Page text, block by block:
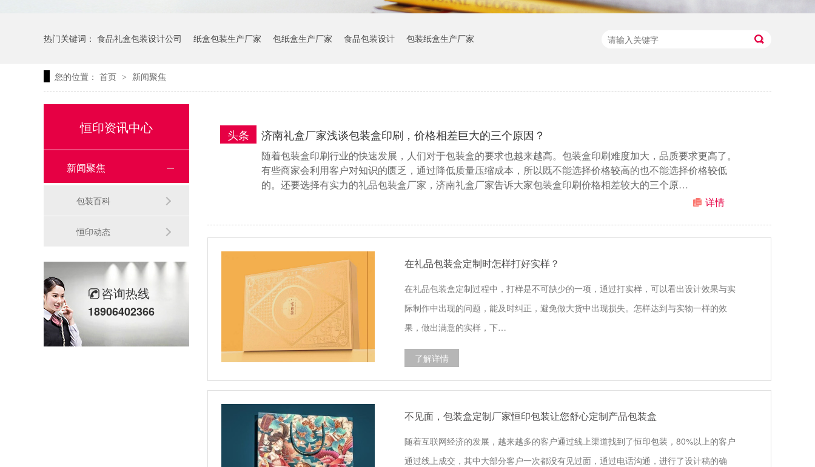
热门关键词： 食品礼盒包装设计公司 纸盒包装生产厂家 包纸盒生产厂家 食品包装设计 包装纸盒生产厂家
您的位置： 首页 > 新闻聚焦
济南礼盒厂家浅谈包装盒印刷，价格相差巨大的三个原因？
头条
随着包装盒印刷行业的快速发展，人们对于包装盒的要求也越来越高。包装盒印刷难度加大，品质要求更高了。
有些商家会利用客户对知识的匮乏，通过降低质量压缩成本，所以既不能选择价格较高的也不能选择价格较低
的。还要选择有实力的礼品包装盒厂家，济南礼盒厂家告诉大家包装盒印刷价格相差较大的三个原…
详情
在礼品包装盒定制时怎样打好实样？
在礼品包装盒定制过程中，打样是不可缺少的一项，通过打实样，可以看出设计效果与实
际制作中出现的问题，能及时纠正，避免做大货中出现损失。怎样达到与实物一样的效
果，做出满意的实样，下…
了解详情
不见面，包装盒定制厂家恒印包装让您舒心定制产品包装盒
随着互联网经济的发展，越来越多的客户通过线上渠道找到了恒印包装，80%以上的客户
通过线上成交，其中大部分客户一次都没有见过面，通过电话沟通，进行了设计稿的确
恒印资讯中心
新闻聚焦
包装百科
恒印动态
咨询热线
18906402366